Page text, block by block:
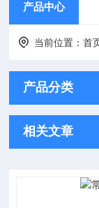
产品中心
当前位置：首
产品分类
相关文章